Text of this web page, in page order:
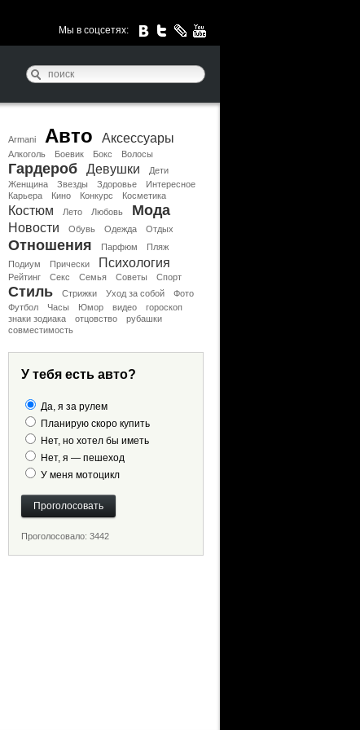
Мы в соцсетях:
Armani Авто Аксессуары
Алкоголь Боевик Бокс Волосы
Гардероб Девушки
Дети
Женщина
Звезды Здоровье
Интересное
Карьера
Кино Конкурс Косметика
Костюм Лето Любовь Мода
Новости Обувь Одежда Отдых
Отношения Парфюм
Пляж
Подиум
Прически Психология
Рейтинг Секс Семья Советы Спорт
Стиль Стрижки Уход за собой
Фото
Футбол
Часы Юмор видео
гороскоп
знаки зодиака
отцовство
рубашки
совместимость
У тебя есть авто?
Да, я за рулем
Планирую скоро купить
Нет, но хотел бы иметь
Нет, я — пешеход
У меня мотоцикл
Проголосовало: 3442